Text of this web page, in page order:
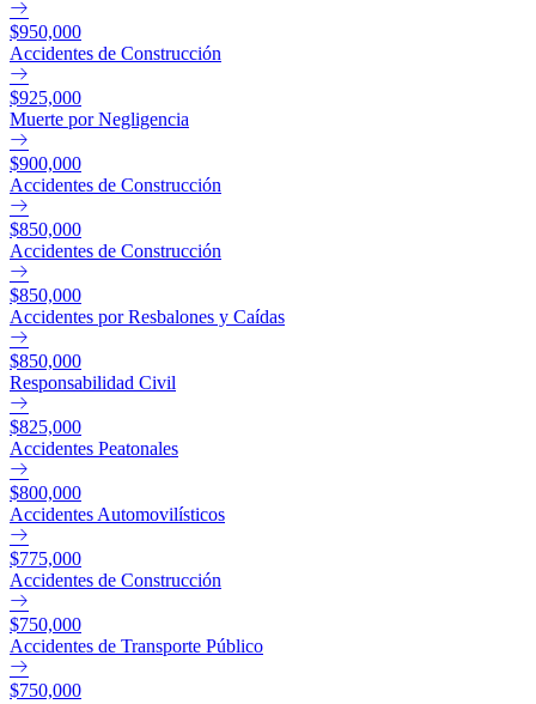
$950,000
Accidentes de Construcción
$925,000
Muerte por Negligencia
$900,000
Accidentes de Construcción
$850,000
Accidentes de Construcción
$850,000
Accidentes por Resbalones y Caídas
$850,000
Responsabilidad Civil
$825,000
Accidentes Peatonales
$800,000
Accidentes Automovilísticos
$775,000
Accidentes de Construcción
$750,000
Accidentes de Transporte Público
$750,000